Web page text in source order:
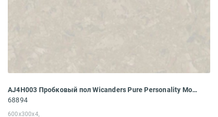
AJ4H003 Пробковый пол Wicanders Pure Personality Moonlight
68894
600x300x4,